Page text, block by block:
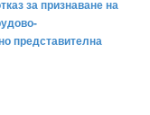
за признаване на
представителна